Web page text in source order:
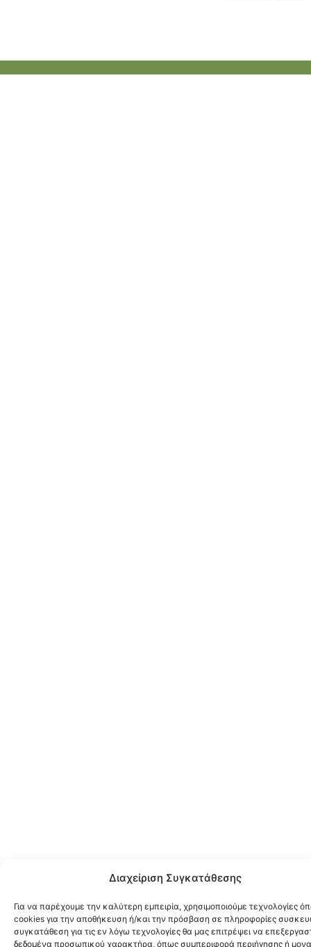
Διαχείριση Συγκατάθεσης
Για να παρέχουμε την καλύτερη εμπειρία, χρησιμοποιούμε τεχνολογίες
cookies για την αποθήκευση ή/και την πρόσβαση σε πληροφορίες
συγκατάθεση για τις εν λόγω τεχνολογίες θα μας επιτρέψει να
δεδομένα προσωπικού χαρακτήρα, όπως συμπεριφορά περιήγησης ή